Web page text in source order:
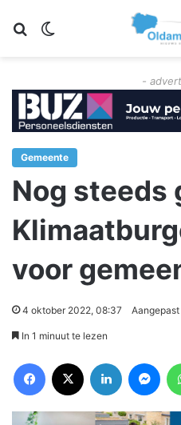
Zoeken
-
Gemeente
Nog steeds
voor
4 oktober 2022, 08:37
In 1 minuut te lezen